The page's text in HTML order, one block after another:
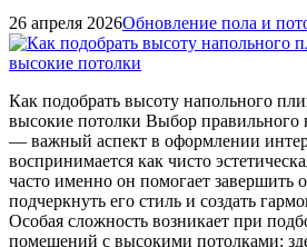
26 апреля 2026Обновление пола и
Как подобрать высоту напольного
высокие потолки Выбор правильного
— важный аспект в оформлении
воспринимается как чисто
часто именно он помогает завершить
подчеркнуть его стиль и создать
Особая сложность возникает при
помещений с высокими потолками: